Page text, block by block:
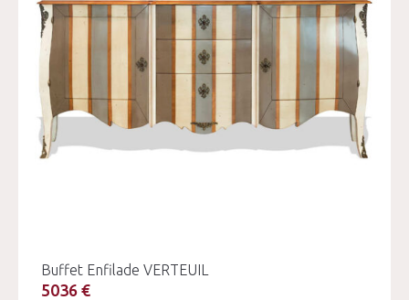
Buffet Enfilade VERTEUIL
5036 €